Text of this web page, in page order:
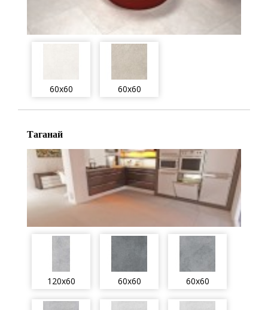
60x60 60x60
Таганай
120x60 60x60 60x60